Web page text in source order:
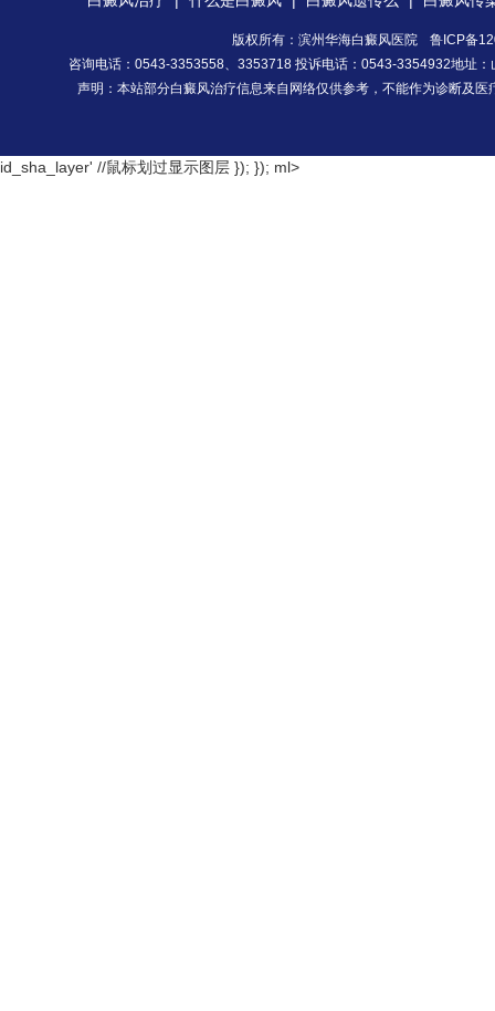
版权所有：滨州华海白癜风医院
鲁ICP备
咨询电话：0543-3353558、3353718 投诉电话：0543-3354932地址
声明：本站部分白癜风治疗信息来自网络仅供参考，不能作为诊断及
id_sha_layer' //鼠标划过显示图层 }); }); ml>